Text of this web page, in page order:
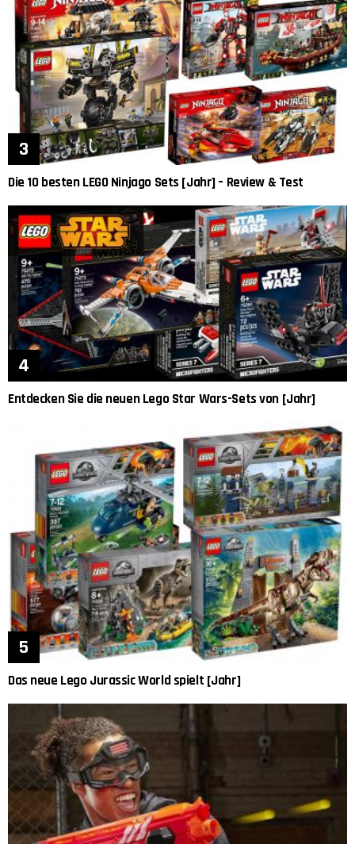
Die 10 besten LEGO Ninjago Sets [Jahr] – Review & Test
Entdecken Sie die neuen Lego Star Wars-Sets von [Jahr]
Das neue Lego Jurassic World spielt [Jahr]